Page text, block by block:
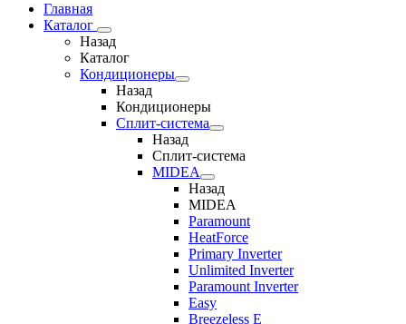
Главная
Каталог
Назад
Каталог
Кондиционеры
Назад
Кондиционеры
Сплит-система
Назад
Сплит-система
MIDEA
Назад
MIDEA
Paramount
HeatForce
Primary Inverter
Unlimited Inverter
Paramount Inverter
Easy
Breezeless E